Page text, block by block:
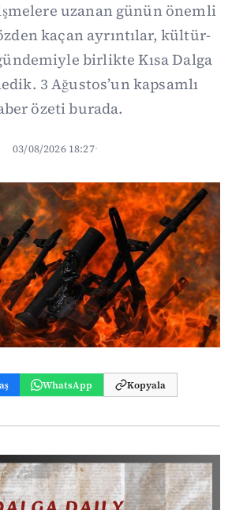
uzanan günün önemli
kaçan ayrıntılar, kültür-
birlikte Kısa Dalga
3 Ağustos’un kapsamlı
özeti burada.
03/08/2026 18:27·
WhatsApp Kopyala